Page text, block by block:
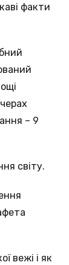
факти
– 9
світу.
вежі і як